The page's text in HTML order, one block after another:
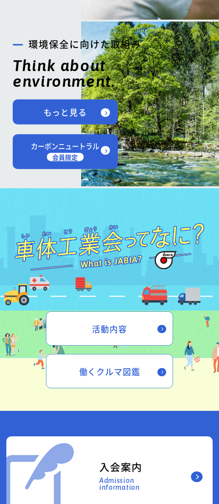
環境保全に向けた取組み
Think about
environment.
もっと見る
カーボンニュートラル
会員限定
活動内容
働くクルマ図鑑
入会案内
Admission
information